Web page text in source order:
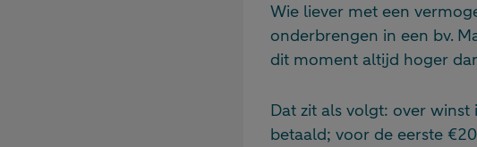
Wie liever met een
onderbrengen in een bv.
dit moment altijd hoger
Dat zit als volgt: over
betaald; voor de eerste